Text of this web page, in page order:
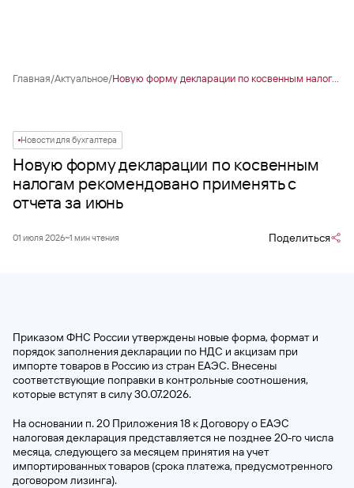
Главная/Актуальное/ Новую форму декларации по косвенным налогам рекомендовано применять с отчета за июнь
Новости для бухгалтера
Новую форму декларации по косвенным
налогам рекомендовано применять с
отчета за июнь
01 июля 2026~1 мин чтения Поделиться
Приказом ФНС России утверждены новые форма, формат и
порядок заполнения декларации по НДС и акцизам при
импорте товаров в Россию из стран ЕАЭС. Внесены
соответствующие поправки в контрольные соотношения,
которые вступят в силу 30.07.2026.
На основании п. 20 Приложения 18 к Договору о ЕАЭС
налоговая декларация представляется не позднее 20-го числа
месяца, следующего за месяцем принятия на учет
импортированных товаров (срока платежа, предусмотренного
договором лизинга).